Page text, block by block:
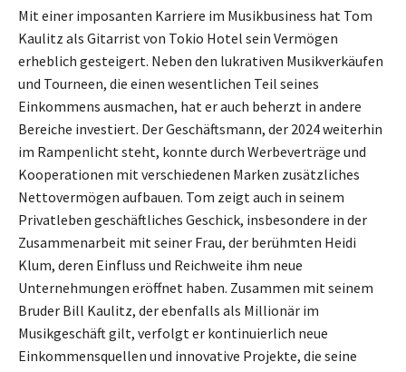
Mit einer imposanten Karriere im Musikbusiness hat Tom
Kaulitz als Gitarrist von Tokio Hotel sein Vermögen
erheblich gesteigert. Neben den lukrativen Musikverkäufen
und Tourneen, die einen wesentlichen Teil seines
Einkommens ausmachen, hat er auch beherzt in andere
Bereiche investiert. Der Geschäftsmann, der 2024 weiterhin
im Rampenlicht steht, konnte durch Werbeverträge und
Kooperationen mit verschiedenen Marken zusätzliches
Nettovermögen aufbauen. Tom zeigt auch in seinem
Privatleben geschäftliches Geschick, insbesondere in der
Zusammenarbeit mit seiner Frau, der berühmten Heidi
Klum, deren Einfluss und Reichweite ihm neue
Unternehmungen eröffnet haben. Zusammen mit seinem
Bruder Bill Kaulitz, der ebenfalls als Millionär im
Musikgeschäft gilt, verfolgt er kontinuierlich neue
Einkommensquellen und innovative Projekte, die seine